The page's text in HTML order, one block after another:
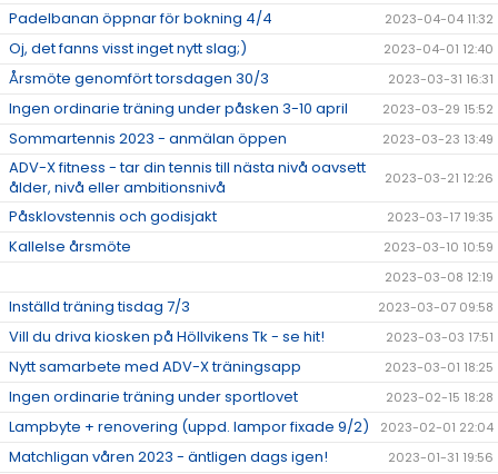
Padelbanan öppnar för bokning 4/4 2023-04-04 11:32
Oj, det fanns visst inget nytt slag;) 2023-04-01 12:40
Årsmöte genomfört torsdagen 30/3 2023-03-31 16:31
Ingen ordinarie träning under påsken 3-10 april 2023-03-29 15:52
Sommartennis 2023 - anmälan öppen 2023-03-23 13:49
ADV-X fitness - tar din tennis till nästa nivå oavsett
ålder, nivå eller ambitionsnivå
2023-03-21 12:26
Påsklovstennis och godisjakt 2023-03-17 19:35
Kallelse årsmöte
2023-03-10 10:59
2023-03-08 12:19
Inställd träning tisdag 7/3 2023-03-07 09:58
Vill du driva kiosken på Höllvikens Tk - se hit! 2023-03-03 17:51
Nytt samarbete med ADV-X träningsapp 2023-03-01 18:25
Ingen ordinarie träning under sportlovet 2023-02-15 18:28
Lampbyte + renovering (uppd. lampor fixade 9/2) 2023-02-01 22:04
Matchligan våren 2023 - äntligen dags igen! 2023-01-31 19:56